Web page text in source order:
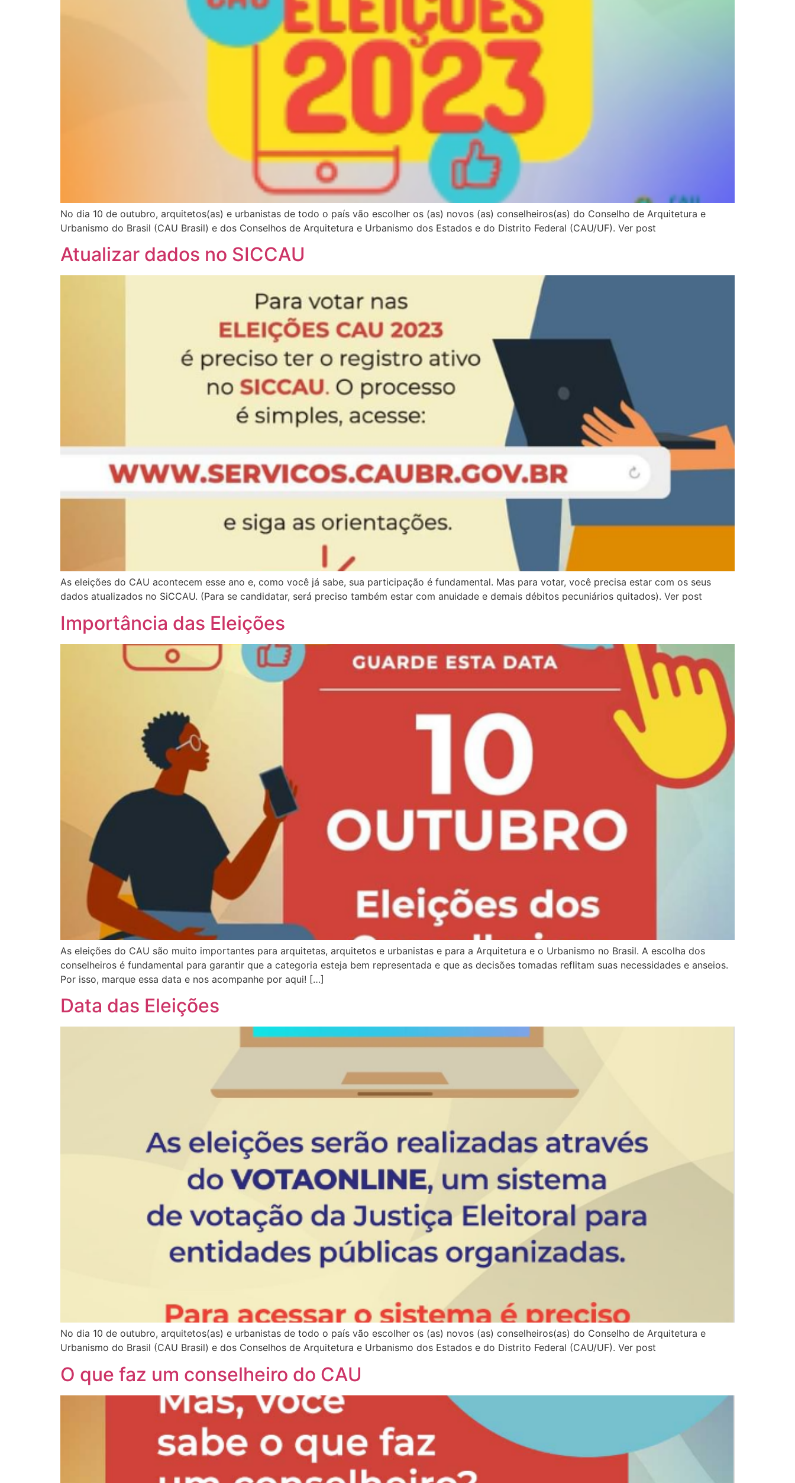
No dia 10 de outubro, arquitetos(as) e urbanistas de todo o país vão escolher os (as) novos (as) conselheiros(as) do Conselho de Arquitetura e
Urbanismo do Brasil (CAU Brasil) e dos Conselhos de Arquitetura e Urbanismo dos Estados e do Distrito Federal (CAU/UF). Ver post
Atualizar dados no SICCAU
As eleições do CAU acontecem esse ano e, como você já sabe, sua participação é fundamental. Mas para votar, você precisa estar com os seus
dados atualizados no SiCCAU. (Para se candidatar, será preciso também estar com anuidade e demais débitos pecuniários quitados). Ver post
Importância das Eleições
As eleições do CAU são muito importantes para arquitetas, arquitetos e urbanistas e para a Arquitetura e o Urbanismo no Brasil. A escolha dos
conselheiros é fundamental para garantir que a categoria esteja bem representada e que as decisões tomadas reflitam suas necessidades e anseios.
Por isso, marque essa data e nos acompanhe por aqui! […]
Data das Eleições
No dia 10 de outubro, arquitetos(as) e urbanistas de todo o país vão escolher os (as) novos (as) conselheiros(as) do Conselho de Arquitetura e
Urbanismo do Brasil (CAU Brasil) e dos Conselhos de Arquitetura e Urbanismo dos Estados e do Distrito Federal (CAU/UF). Ver post
O que faz um conselheiro do CAU